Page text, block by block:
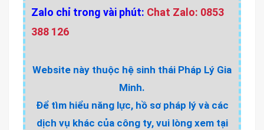
Zalo chỉ trong vài phút: Chat Zalo: 0853
388 126
Website này thuộc hệ sinh thái Pháp Lý Gia
Minh.
Để tìm hiểu năng lực, hồ sơ pháp lý và các
dịch vụ khác của công ty, vui lòng xem tại